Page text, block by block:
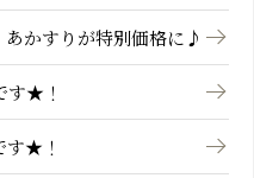
かすりが特別価格に♪
す★！
す★！